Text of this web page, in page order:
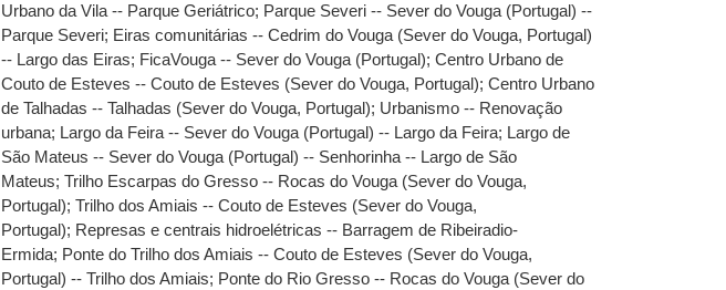
Urbano da Vila -- Parque Geriátrico; Parque Severi -- Sever do Vouga (Portugal) --
Parque Severi; Eiras comunitárias -- Cedrim do Vouga (Sever do Vouga, Portugal)
-- Largo das Eiras; FicaVouga -- Sever do Vouga (Portugal);Centro Urbano de
Couto de Esteves -- Couto de Esteves (Sever do Vouga, Portugal);Centro Urbano
de Talhadas -- Talhadas (Sever do Vouga, Portugal); Urbanismo -- Renovação
urbana; Largo da Feira -- Sever do Vouga (Portugal) -- Largo da Feira; Largo de
São Mateus -- Sever do Vouga (Portugal) -- Senhorinha -- Largo de São
Mateus;Trilho Escarpas do Gresso -- Rocas do Vouga (Sever do Vouga,
Portugal);Trilho dos Amiais -- Couto de Esteves (Sever do Vouga,
Portugal); Represas e centrais hidroelétricas -- Barragem de Ribeiradio-
Ermida; Ponte do Trilho dos Amiais -- Couto de Esteves (Sever do Vouga,
Portugal) -- Trilho dos Amiais; Ponte do Rio Gresso -- Rocas do Vouga (Sever do